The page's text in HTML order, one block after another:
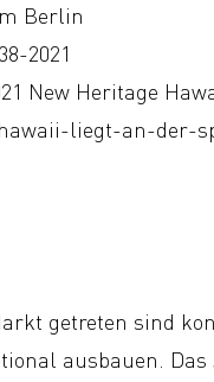
Berlin
2021
New Heritage
liegt-an-der-
getreten sind
ausbauen.